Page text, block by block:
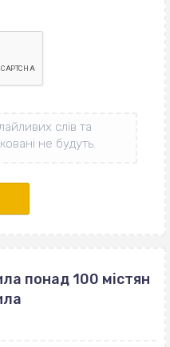
понад 100 містян